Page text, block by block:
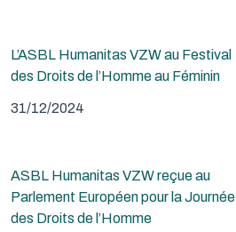
L’ASBL Humanitas VZW au Festival
des Droits de l’Homme au Féminin
31/12/2024
ASBL Humanitas VZW reçue au
Parlement Européen pour la Journée
des Droits de l’Homme